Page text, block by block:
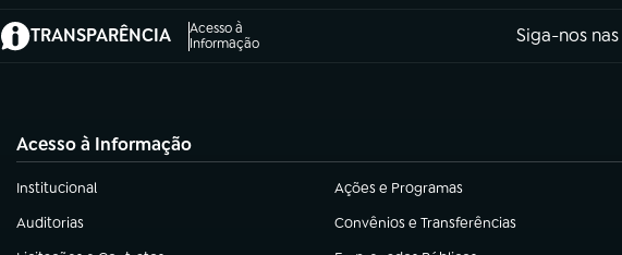
TRANSPARÊNCIA
Acesso à
Informação
(abre em nova aba) Siga-nos
Acesso à Informação
Institucional
(abre em nova aba) Ações e Programas
(abre em nova aba)
Auditorias
(abre em nova aba) Convênios e Transferências
(abre em nova aba)